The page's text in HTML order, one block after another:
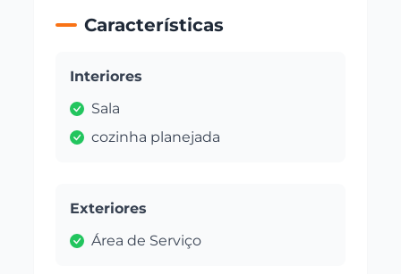
Características
Interiores
Sala
cozinha planejada
Exteriores
Área de Serviço